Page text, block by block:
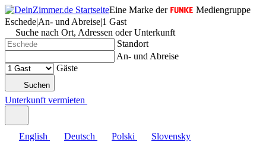
Eine Marke der
Mediengruppe
Eschede|An- und Abreise|1 Gast
Suche nach Ort, Adressen oder Unterkunft
Standort
An- und Abreise
Gäste
Suchen
Unterkunft vermieten
English Deutsch Polski Slovensky